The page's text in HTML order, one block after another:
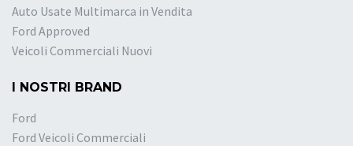
Auto Usate Multimarca in Vendita
Ford Approved
Veicoli Commerciali Nuovi
I NOSTRI BRAND
Ford
Ford Veicoli Commerciali